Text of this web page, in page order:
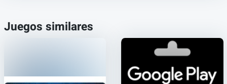
Juegos similares